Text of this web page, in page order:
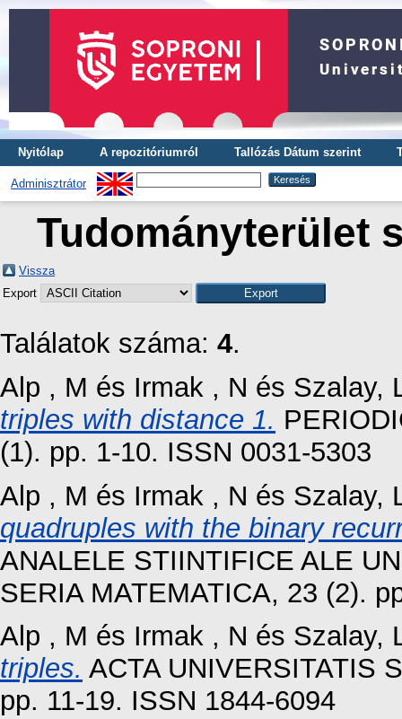
Nyitólap A repozitóriumról Tallózás Dátum szerint
Adminisztrátor
Tudományterület
Vissza
Export
Találatok száma: 4.
Alp , M és Irmak , N és Szalay,
triples with distance 1.
(1). pp. 1-10. ISSN 0031-5303
Alp , M és Irmak , N és Szalay,
quadruples with the binary
ANALELE STIINTIFICE ALE
SERIA MATEMATICA, 23 (2).
Alp , M és Irmak , N és Szalay,
triples. ACTA UNIVERSITATIS
pp. 11-19. ISSN 1844-6094